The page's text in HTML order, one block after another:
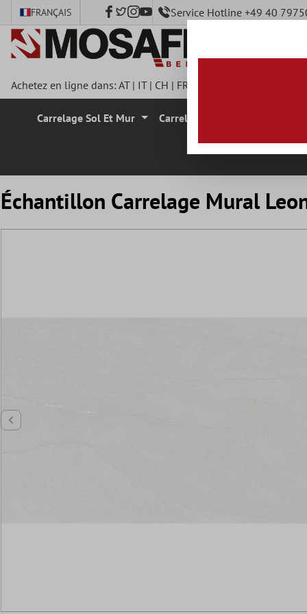
principal
FRANÇAIS Service Hotline +49 40
Achetez en ligne dans:AT| IT| CH | FR
Carrelage Sol Et Mur Carrelage Mural
Échantillon Carrelage Mural